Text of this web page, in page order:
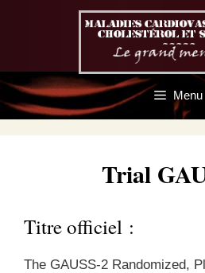
Menu
Trial
Titre officiel :
The GAUSS-2 Randomized,